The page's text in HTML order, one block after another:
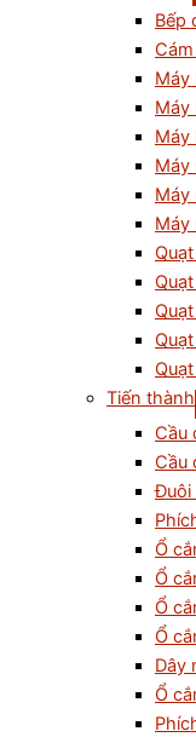
Bếp
Máy
Máy
Máy
Máy
Máy
Tiến thành
Cầu
Cầu
Đuôi
Ổ
Ổ
Ổ
Ổ
Dây
Ổ